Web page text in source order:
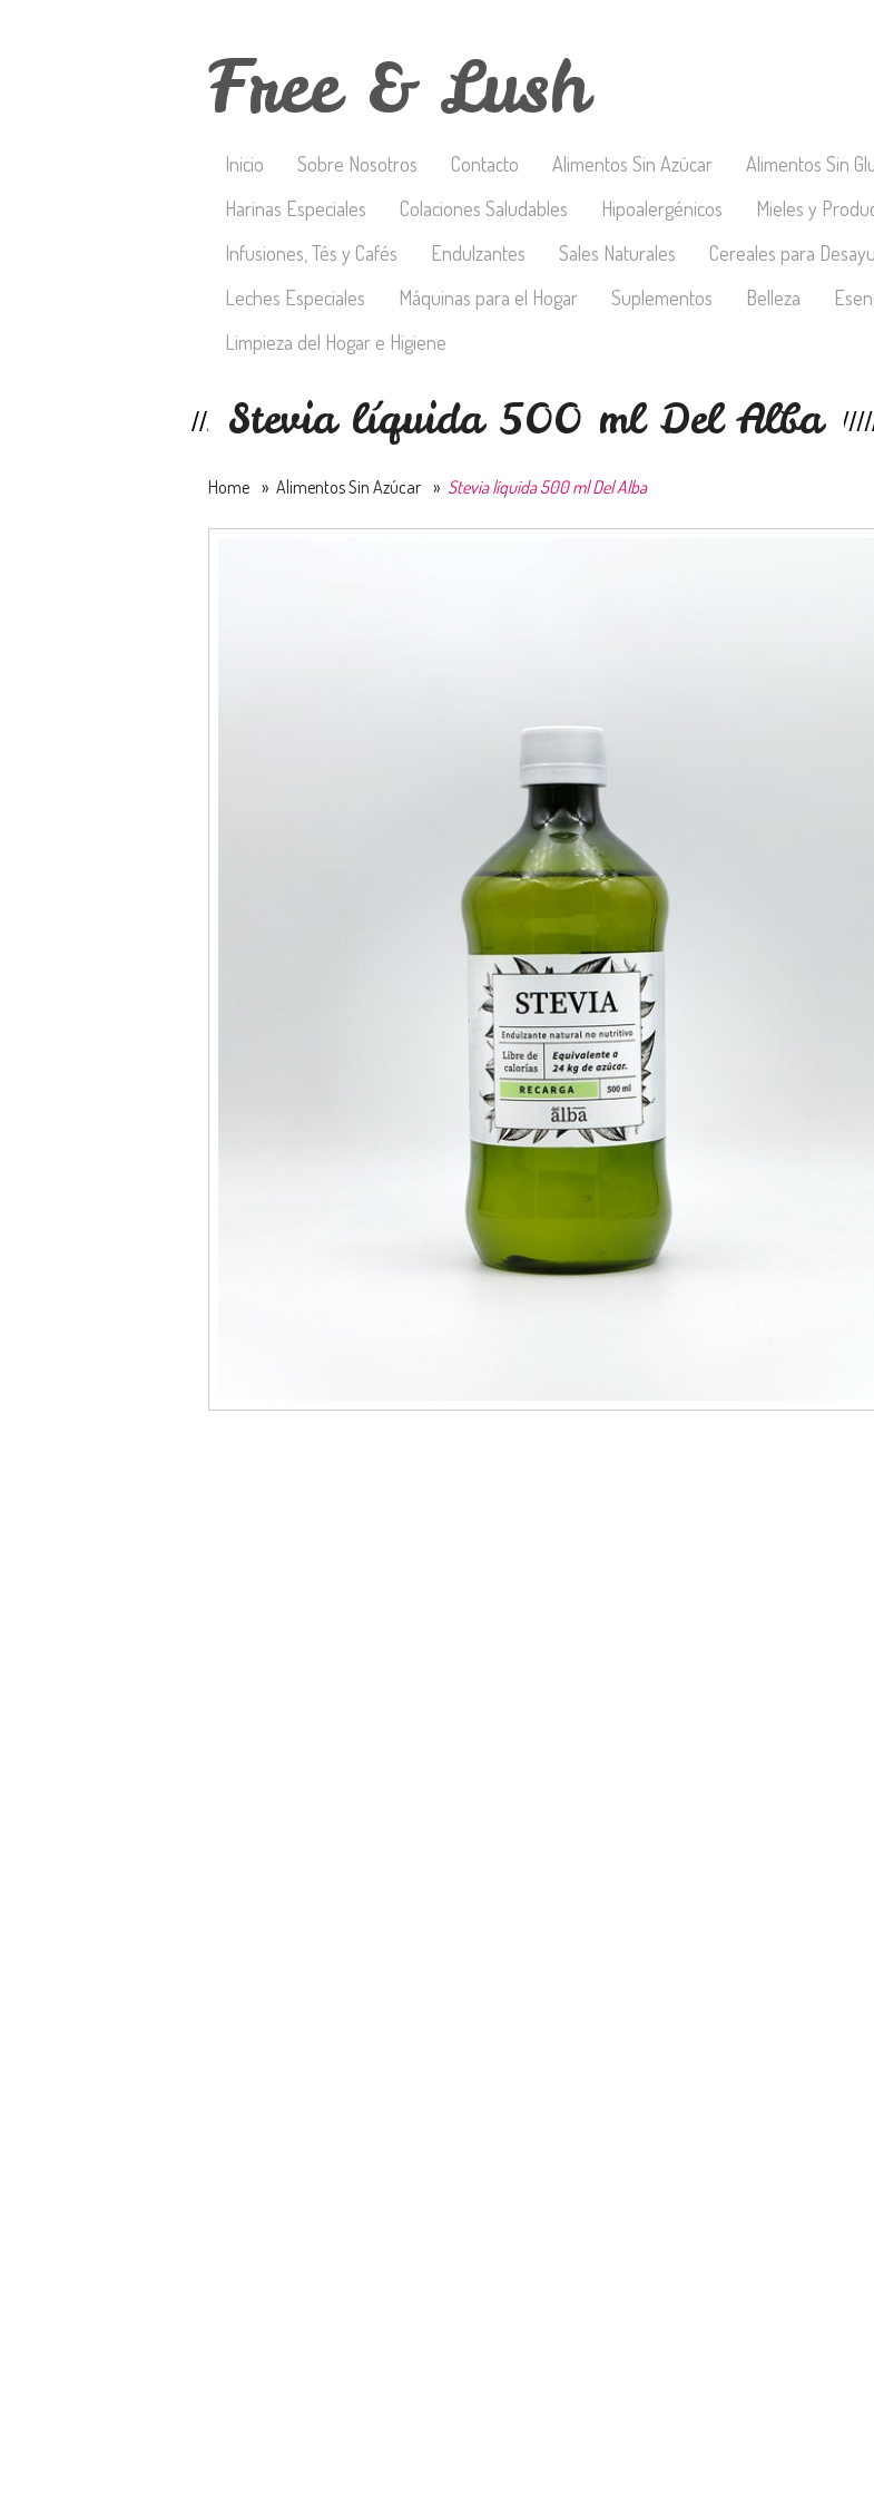
Free & Lush
Inicio Sobre Nosotros Contacto Alimentos Sin Azúcar Alimentos Sin
Harinas Especiales
Colaciones Saludables Hipoalergénicos Mieles y
Infusiones, Tés y Cafés
Endulzantes Sales Naturales Cereales para
Leches Especiales
Máquinas para el Hogar Suplementos Belleza
Limpieza del Hogar e Higiene
Stevia líquida 500 ml Del Alba
Home » Alimentos Sin Azúcar » Stevia líquida 500 ml Del Alba